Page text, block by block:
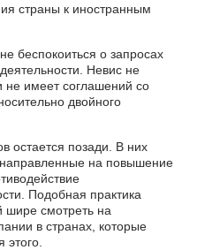
страны к иностранным
беспокоиться о запросах
Невис не
не имеет соглашений со
двойного
остается позади. В них
на повышение
Подобная практика
шире смотреть на
в странах, которые